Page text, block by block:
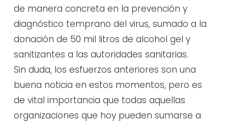
de manera concreta en la prevención y
diagnóstico temprano del virus, sumado a la
donación de 50 mil litros de alcohol gel y
sanitizantes a las autoridades sanitarias.
Sin duda, los esfuerzos anteriores son una
buena noticia en estos momentos, pero es
de vital importancia que todas aquellas
organizaciones que hoy pueden sumarse a